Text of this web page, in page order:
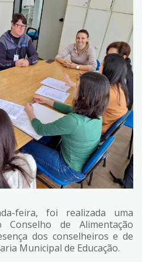
feira, foi realizada uma
de Alimentação
dos conselheiros e de
Municipal de Educação.